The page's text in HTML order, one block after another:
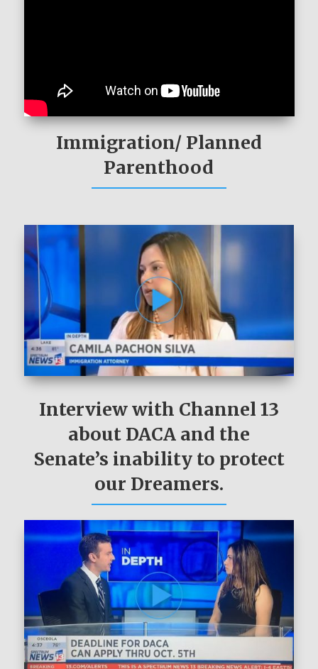
Immigration/ Planned
Parenthood
Interview with Channel 13
about DACA and the
Senate’s inability to protect
our Dreamers.